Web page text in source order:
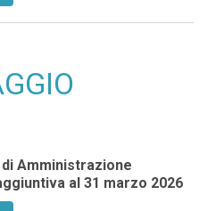
Amministrazione
al 31 marzo 2026